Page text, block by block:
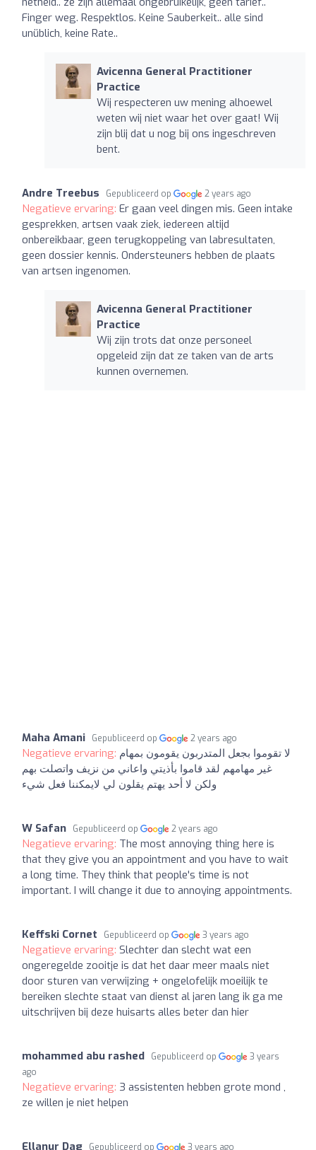
Finger weg. Respektlos. Keine Sauberkeit.. alle sind
unüblich, keine Rate..
Avicenna General Practitioner
Practice
Wij respecteren uw mening alhoewel
weten wij niet waar het over gaat! Wij
zijn blij dat u nog bij ons ingeschreven
bent.
Andre Treebus Gepubliceerd op 2 years ago
Negatieve ervaring: Er gaan veel dingen mis. Geen intake
gesprekken, artsen vaak ziek, iedereen altijd
onbereikbaar, geen terugkoppeling van labresultaten,
geen dossier kennis. Ondersteuners hebben de plaats
van artsen ingenomen.
Avicenna General Practitioner
Practice
Wij zijn trots dat onze personeel
opgeleid zijn dat ze taken van de arts
kunnen overnemen.
Maha Amani Gepubliceerd op 2 years ago
Negatieve ervaring: لا تقوموا بجعل المتدربون يقومون بمهام
غير مهامهم لقد قاموا بأذيتي واعاني من نزيف واتصلت بهم
ولكن لا أحد يهتم يقلون لي لايمكننا فعل شيء
W Safan Gepubliceerd op 2 years ago
Negatieve ervaring: The most annoying thing here is
that they give you an appointment and you have to wait
a long time. They think that people's time is not
important. I will change it due to annoying appointments.
Keffski Cornet Gepubliceerd op 3 years ago
Negatieve ervaring: Slechter dan slecht wat een
ongeregelde zooitje is dat het daar meer maals niet
door sturen van verwijzing + ongelofelijk moeilijk te
bereiken slechte staat van dienst al jaren lang ik ga me
uitschrijven bij deze huisarts alles beter dan hier
mohammed abu rashed Gepubliceerd op
3 years
ago
Negatieve ervaring: 3 assistenten hebben grote mond ,
ze willen je niet helpen
Ellanur Dag Gepubliceerd op 3 years ago